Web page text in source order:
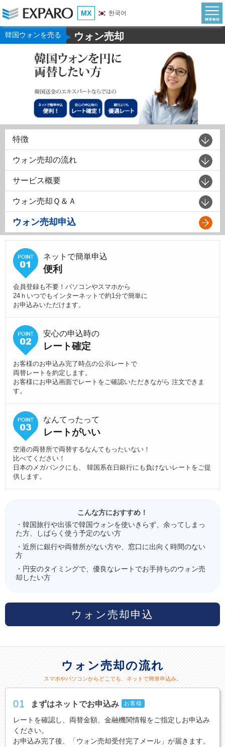
MX 한국어
韓国ウォンを売る ▶ウォン売却
特徴
ウォン売却の流れ
サービス概要
ウォン売却Ｑ＆Ａ
ウォン売却申込
ネットで簡単申込
便利
会員登録も不要！パソコンやスマホから
24ｈいつでもインターネットで約1分で簡単に
お申込みいただけます。
安心の申込時の
レート確定
お客様のお申込み完了時点の公示レートで
両替レートを約定します。
お客様にお申込画面でレートをご確認いただきながら 注文できま
す。
なんてったって
レートがいい
空港の両替所で両替するなんてもったいない！
比べてください！
日本のメガバンクにも、 韓国系在日銀行にも負けないレートをご提
供します。
こんな方におすすめ！
・韓国旅行や出張で韓国ウォンを使いきらず、余ってしまっ
た方、しばらく使う予定のない方
・近所に銀行や両替所がない方や、窓口に出向く時間のない
方
・円安のタイミングで、優良なレートでお手持ちのウォン売
却したい方
ウォン売却申込
ウォン売却の流れ
スマホやパソコンからどこでも、ネットで簡単申込み。
01 まずはネットでお申込み お客様
レートを確認し、両替金額、金融機関情報をご指定しお申込み
ください。
お申込み完了後、「ウォン売却受付完了メール」が届きます。